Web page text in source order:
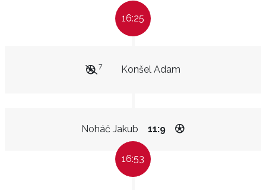
16:25
Konšel Adam
7
Noháč Jakub 11:9
16:53